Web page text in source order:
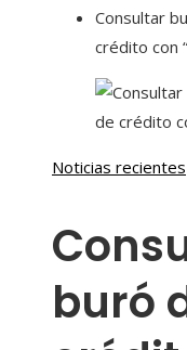
Consultar
crédito con
Noticias recientes
buró